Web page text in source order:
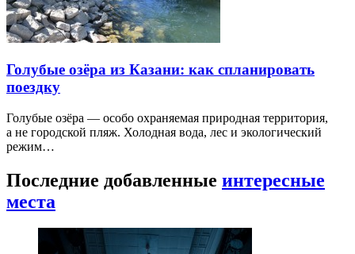
Голубые озёра из Казани: как спланировать
поездку
Голубые озёра — особо охраняемая природная территория,
а не городской пляж. Холодная вода, лес и экологический
режим…
Последние добавленные интересные
места